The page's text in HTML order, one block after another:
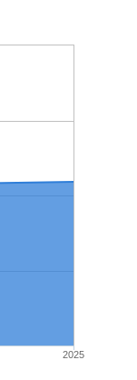
2025